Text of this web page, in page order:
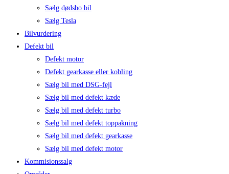
Sælg dødsbo bil
Sælg Tesla
Bilvurdering
Defekt bil
Defekt motor
Defekt gearkasse eller kobling
Sælg bil med DSG-fejl
Sælg bil med defekt kæde
Sælg bil med defekt turbo
Sælg bil med defekt toppakning
Sælg bil med defekt gearkasse
Sælg bil med defekt motor
Kommisionssalg